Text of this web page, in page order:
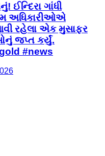
ઈન્દિરા ગાંધી
અધિકારીઓએ
રહેલા એક મુસાફર
જપ્ત કર્યું.
#news